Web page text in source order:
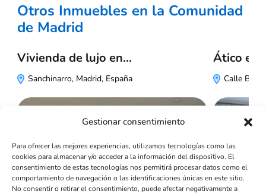
Gestionar consentimiento
Para ofrecer las mejores experiencias, utilizamos tecnologías como las
cookies para almacenar y/o acceder a la información del dispositivo. El
consentimiento de estas tecnologías nos permitirá procesar datos como el
comportamiento de navegación o las identificaciones únicas en este sitio.
No consentir o retirar el consentimiento, puede afectar negativamente a
Otros Inmuebles en la Comunidad
de Madrid
Vivienda de lujo en…
Sanchinarro, Madrid, España
Ático en
Calle